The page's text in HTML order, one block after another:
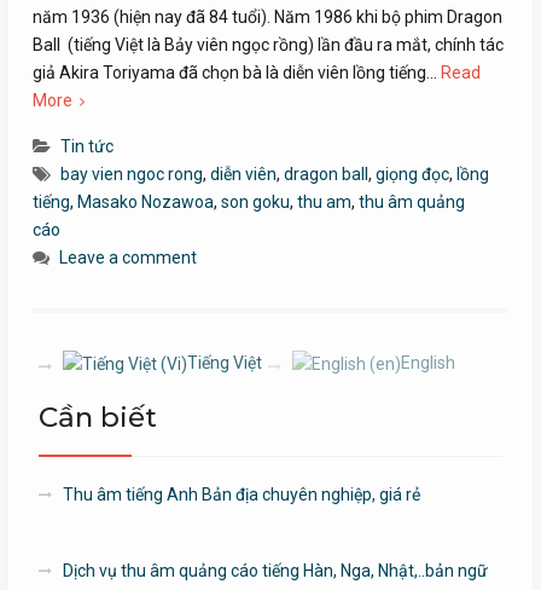
năm 1936 (hiện nay đã 84 tuổi). Năm 1986 khi bộ phim Dragon
Ball (tiếng Việt là Bảy viên ngọc rồng) lần đầu ra mắt, chính tác
giả Akira Toriyama đã chọn bà là diễn viên lồng tiếng…
Read
More
Tin tức
bay vien ngoc rong, diễn viên, dragon ball , giọng đọc, lồng
tiếng, Masako Nozawoa, son goku, thu am, thu âm quảng
cáo
Leave a comment
Tiếng Việt English
Cần biết
Thu âm tiếng Anh Bản địa chuyên nghiệp, giá rẻ
Dịch vụ thu âm quảng cáo tiếng Hàn, Nga, Nhật,..bản ngữ